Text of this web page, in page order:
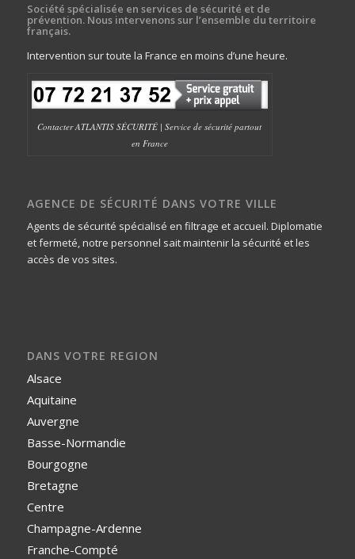
Société spécialisée en services de sécurité et de
prévention. Nous intervenons sur l’ensemble du territoire
français.
Intervention sur toute la France en moins d’une heure.
Contacter ATLANTIS SÉCURITÉ | Service de sécurité partout
en France
AGENCE DE SÉCURITÉ DANS VOTRE VILLE
Agents de sécurité spécialisé en filtrage et accueil. Diplomatie
et fermeté, notre personnel sait maintenir la sécurité et les
accès de vos sites.
DANS VOTRE REGION
Alsace
Aquitaine
Auvergne
Basse-Normandie
Bourgogne
Bretagne
Centre
Champagne-Ardenne
Franche-Compté